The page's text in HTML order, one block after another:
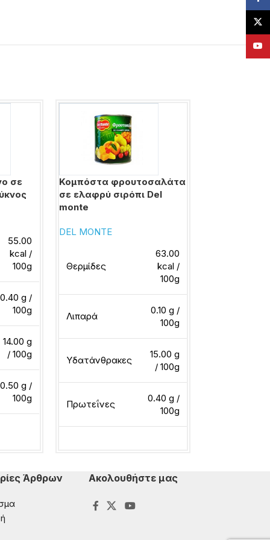
σε
55.00
kcal /
100g
0.40 g /
100g
14.00 g
/ 100g
0.50 g /
100g
Κομπόστα φρουτοσαλάτα
σε ελαφρύ σιρόπι Del
monte
DEL MONTE
Θερμίδες
63.00
kcal /
100g
Λιπαρά
0.10 g /
100g
Υδατάνθρακες
15.00 g
/ 100g
Πρωτεΐνες
0.40 g /
100g
Άρθρων Ακολουθήστε μας